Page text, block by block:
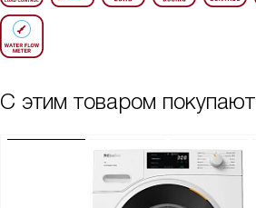
С этим товаром покупают